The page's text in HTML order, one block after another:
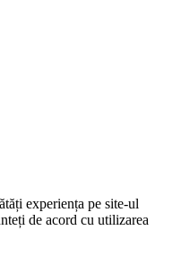
experiența pe site-ul
de acord cu utilizarea